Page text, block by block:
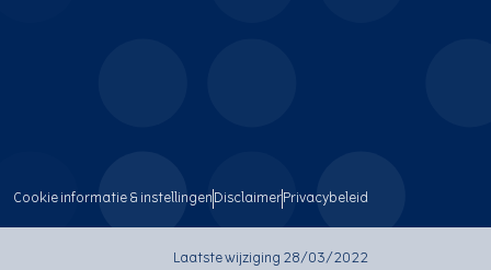
Cookie informatie & instellingen DisclaimerPrivacybeleid
Laatste wijziging 28/03/2022